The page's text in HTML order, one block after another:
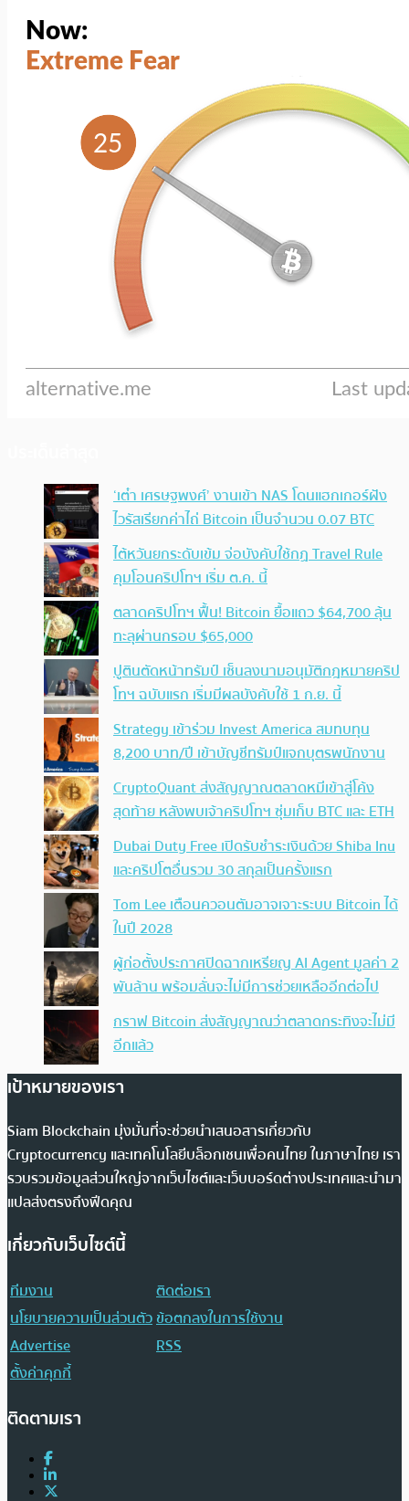
‘เต๋า เศรษฐพงศ์’ งานเข้า NAS โดนแฮกเกอร์ฝัง
ไวรัสเรียกค่าไถ่ Bitcoin เป็นจำนวน 0.07 BTC
ไต้หวันยกระดับเข้ม จ่อบังคับใช้กฏ Travel Rule
คุมโอนคริปโทฯ เริ่ม ต.ค. นี้
ตลาดคริปโทฯ ฟื้น! Bitcoin ยื้อแถว $64,700 ลุ้น
ทะลุผ่านกรอบ $65,000
ปูตินตัดหน้าทรัมป์ เซ็นลงนามอนุมัติกฎหมายคริป
โทฯ ฉบับแรก เริ่มมีผลบังคับใช้ 1 ก.ย. นี้
Strategy เข้าร่วม Invest America สมทบทุน
8,200 บาท/ปี เข้าบัญชีทรัมป์แจกบุตรพนักงาน
CryptoQuant ส่งสัญญาณตลาดหมีเข้าสู่โค้ง
สุดท้าย หลังพบเจ้าคริปโทฯ ซุ่มเก็บ BTC และ ETH
Dubai Duty Free เปิดรับชำระเงินด้วย Shiba Inu
และคริปโตอื่นรวม 30 สกุลเป็นครั้งแรก
Tom Lee เตือนควอนตัมอาจเจาะระบบ Bitcoin ได้
ในปี 2028
ผู้ก่อตั้งประกาศปิดฉากเหรียญ AI Agent มูลค่า 2
พันล้าน พร้อมลั่นจะไม่มีการช่วยเหลืออีกต่อไป
กราฟ Bitcoin ส่งสัญญาณว่าตลาดกระทิงจะไม่มี
อีกแล้ว
เป้าหมายของเรา
Siam Blockchain มุ่งมั่นที่จะช่วยนำเสนอสารเกี่ยวกับ
Cryptocurrency และเทคโนโลยีบล็อกเชนเพื่อคนไทย ในภาษาไทย เรา
รวบรวมข้อมูลส่วนใหญ่จากเว็บไซต์และเว็บบอร์ดต่างประเทศและนำมา
แปลส่งตรงถึงฟีดคุณ
เกี่ยวกับเว็บไซต์นี้
ทีมงาน
ติดต่อเรา
นโยบายความเป็นส่วนตัวข้อตกลงในการใช้งาน
Advertise
RSS
ตั้งค่าคุกกี้
ติดตามเรา